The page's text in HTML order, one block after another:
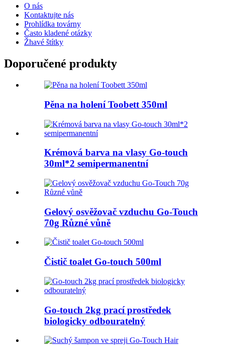
O nás
Kontaktujte nás
Prohlídka továrny
Často kladené otázky
Žhavé štítky
Doporučené produkty
Pěna na holení Toobett 350ml
Krémová barva na vlasy Go-touch
30ml*2 semipermanentní
Gelový osvěžovač vzduchu Go-Touch
70g Různé vůně
Čistič toalet Go-touch 500ml
Go-touch 2kg prací prostředek
biologicky odbouratelný